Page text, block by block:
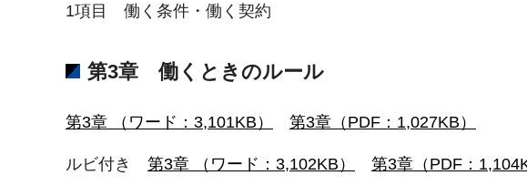
1項目 働く条件・働く契約
第3章 働くときのルール
第3章 （ワード：3,101KB） 第3章（PDF：1,027KB）
ルビ付き 第3章 （ワード：3,102KB） 第3章（PDF：